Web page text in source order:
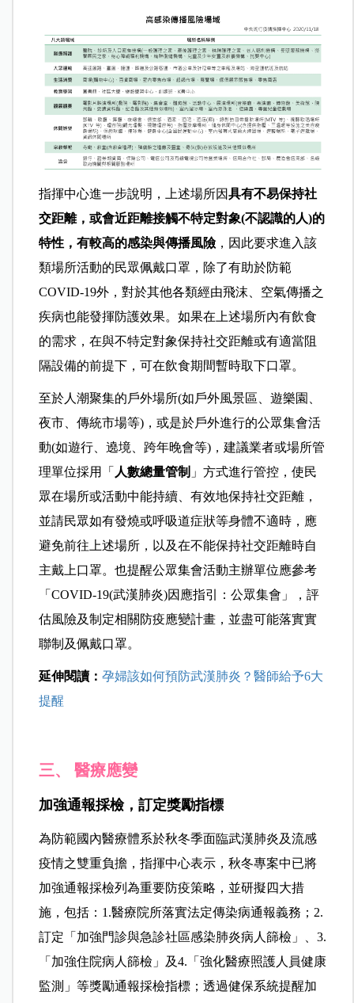
指揮中心進一步說明，上述場所因具有不易保持社
交距離，或會近距離接觸不特定對象(不認識的人)的
特性，有較高的感染與傳播風險 ，因此要求進入該
類場所活動的民眾佩戴口罩，除了有助於防範
COVID-19外，對於其他各類經由飛沫、空氣傳播之
疾病也能發揮防護效果。如果在上述場所內有飲食
的需求，在與不特定對象保持社交距離或有適當阻
隔設備的前提下，可在飲食期間暫時取下口罩。
至於人潮聚集的戶外場所(如戶外風景區、遊樂園、
夜市、傳統市場等)，或是於戶外進行的公眾集會活
動(如遊行、遶境、跨年晚會等)，建議業者或場所管
理單位採用「 人數總量管制 」方式進行管控，使民
眾在場所或活動中能持續、有效地保持社交距離，
並請民眾如有發燒或呼吸道症狀等身體不適時，應
避免前往上述場所，以及在不能保持社交距離時自
主戴上口罩。也提醒公眾集會活動主辦單位應參考
「COVID-19(武漢肺炎)因應指引：公眾集會」，評
估風險及制定相關防疫應變計畫，並盡可能落實實
聯制及佩戴口罩。
延伸閱讀：孕婦該如何預防武漢肺炎？醫師給予6大
提醒
三、 醫療應變
加強通報採檢，訂定獎勵指標
為防範國內醫療體系於秋冬季面臨武漢肺炎及流感
疫情之雙重負擔，指揮中心表示，秋冬專案中已將
加強通報採檢列為重要防疫策略，並研擬四大措
施，包括： 1.醫療院所落實法定傳染病通報義務；2.
訂定「加強門診與急診社區感染肺炎病人篩檢」、3.
「加強住院病人篩檢」及4.「強化醫療照護人員健康
監測」等獎勵通報採檢指標；透過健保系統提醒加